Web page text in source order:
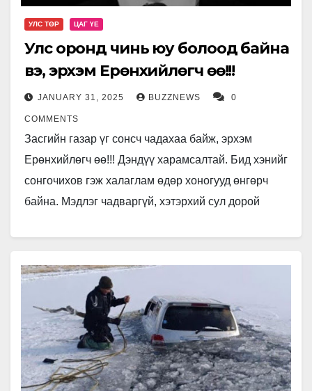
УЛС ТӨР ЦАГ ҮЕ
Улс оронд чинь юу болоод байна
вэ, эрхэм Ерөнхийлөгч өө!!!
JANUARY 31, 2025 BUZZNEWS 0
COMMENTS
Засгийн газар үг сонсч чадахаа байж, эрхэм
Ерөнхийлөгч өө!!! Дэндүү харамсалтай. Бид хэнийг
сонгочихов гэж халаглам өдөр хоногууд өнгөрч
байна. Мэдлэг чадваргүй, хэтэрхий сул дорой